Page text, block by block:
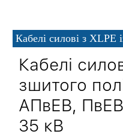
Кабелі силові з XLPE
Кабелі
зшитого
АПвЕВ,
35 кВ